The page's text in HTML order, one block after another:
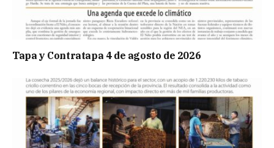
Tapa y Contratapa 4 de agosto de 2026